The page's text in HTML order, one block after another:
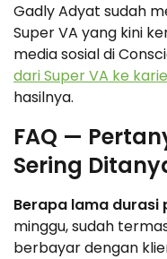
Gadly Adyat sudah
Super VA yang kini
media sosial di
dari Super VA ke
hasilnya.
FAQ —
Sering
Berapa lama durasi
minggu, sudah
berbayar dengan